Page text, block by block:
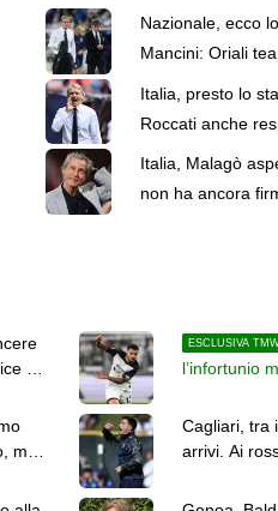
Nazionale, ecco
Mancini: Oriali
Italia, presto lo
Roccati anche
portieri delle
Italia, Malagò
non ha ancora
di
ESCLUSIVA
l’infortunio
ma
Cagliari, tra
arrivi. Ai